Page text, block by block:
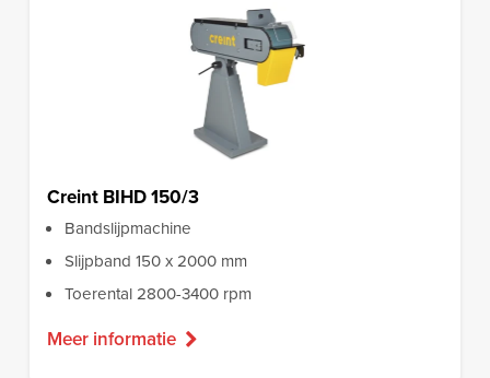
Creint BIHD 150/3
Bandslijpmachine
Slijpband 150 x 2000 mm
Toerental 2800-3400 rpm
Meer informatie